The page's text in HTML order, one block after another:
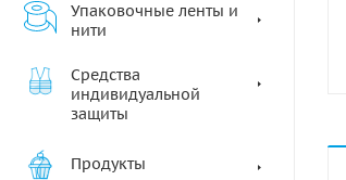
Упаковочные ленты и
нити
Средства
индивидуальной
защиты
Продукты